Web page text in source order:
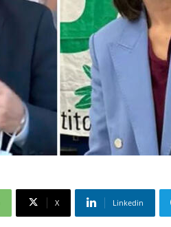
X Linkedin